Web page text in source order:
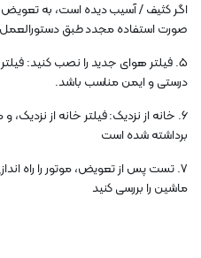
اگر کثیف / آسیب دیده است، به تعویض
صورت استفاده مجدد طبق دستورالعمل
5. فیلتر هوای جدید را نصب کنید:
درستی و ایمن مناسب باشد.
6. خانه از نزدیک: فیلتر خانه از نزدیک،
برداشته شده است
7. تست پس از تعویض، موتور را راه
ماشین را بررسی کنید